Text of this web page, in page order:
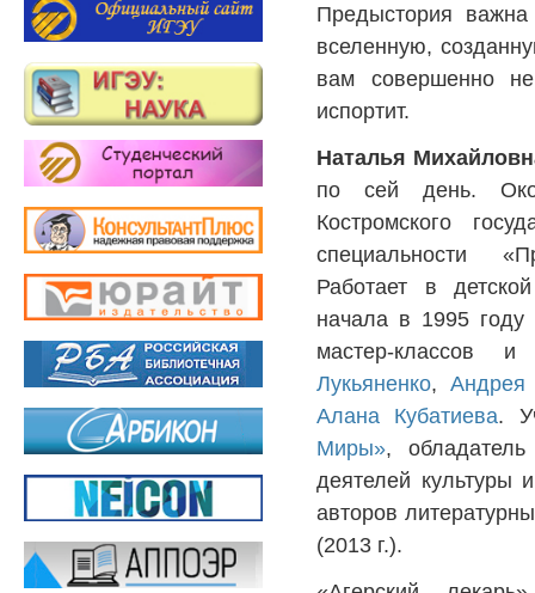
Предыстория важна
вселенную,
вам совершенно
испортит.
Наталья
по сей день.
Костромского
специальности
Работает в
начала в 1995 году
мастер-классов
Лукьяненко, Андрея
Алана Кубатиева.
Миры»,
деятелей культуры
авторов
(2013 г.).